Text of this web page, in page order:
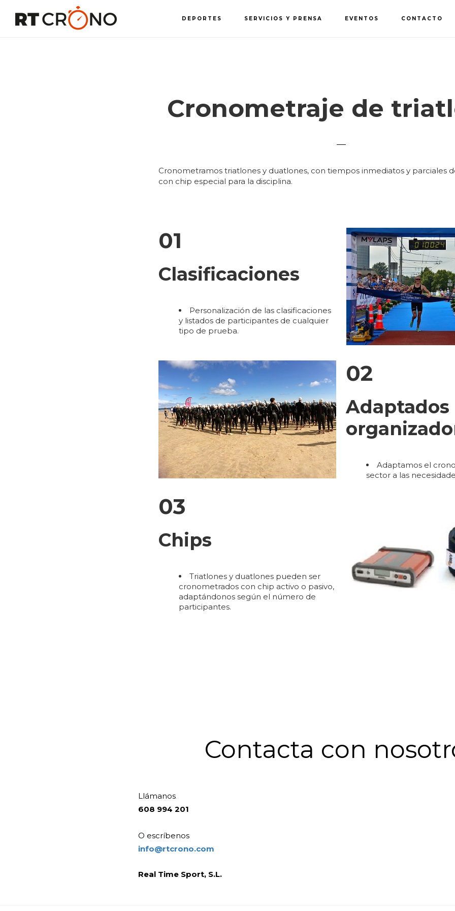
contenido
DEPORTES SERVICIOS Y PRENSA EVENTOS CONTACTO
Cronometraje de
Cronometramos triatlones y duatlones, con tiempos inmediatos y parciales
con chip especial para la disciplina.
01
Clasificaciones
Personalización de las clasificaciones
y listados de participantes de cualquier
tipo de prueba.
02
Adaptados
Adaptamos el
sector a las
03
Chips
Triatlones y duatlones pueden ser
cronometrados con chip activo o pasivo,
adaptándonos según el número de
participantes.
Contacta con
Llámanos
608 994 201
O escríbenos
info@rtcrono.com
Real Time Sport, S.L.